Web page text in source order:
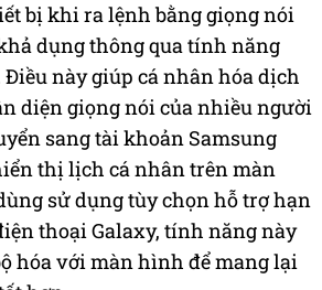
bị khi ra lệnh bằng giọng nói
dụng thông qua tính năng
Điều này giúp cá nhân hóa dịch
diện giọng nói của nhiều người
sang tài khoản Samsung
thị lịch cá nhân trên màn
sử dụng tùy chọn hỗ trợ hạn
thoại Galaxy, tính năng này
hóa với màn hình để mang lại